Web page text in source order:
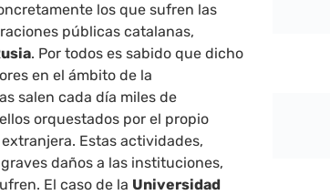
los que sufren las
públicas catalanas,
. Por todos es sabido que dicho
en el ámbito de la
salen cada día miles de
orquestados por el propio
Estas actividades,
daños a las instituciones,
El caso de la Universidad